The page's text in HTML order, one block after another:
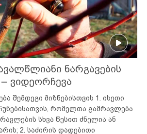
ნარგავების
ვიდეორჩევა
შემდეგი მიზნებისთვის 1. ისეთი
რომელთა გამრავლება
სხვა წესით ძნელია ან
2. საძირის დადებითი